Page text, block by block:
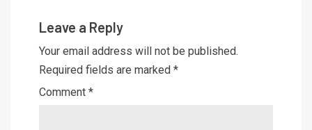
Leave a Reply
Your email address will not be published.
Required fields are marked *
Comment *